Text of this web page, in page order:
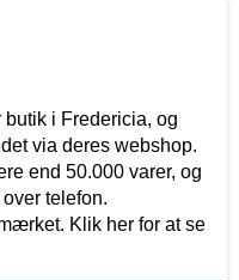
butik i Fredericia, og
via deres webshop.
end 50.000 varer, og
telefon.
Klik her for at se